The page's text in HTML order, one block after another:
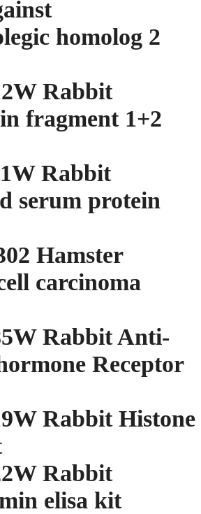
homolog 2
Rabbit
fragment 1+2
Rabbit
serum protein
Hamster
carcinoma
Rabbit Anti-
Receptor
Rabbit Histone
Rabbit
elisa kit